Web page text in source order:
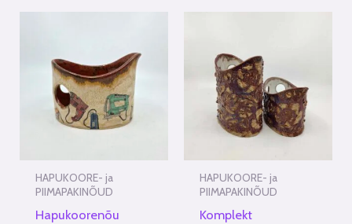
HAPUKOORE- ja
PIIMAPAKINÕUD
Hapukoorenõu
HAPUKOORE- ja
PIIMAPAKINÕUD
Komplekt